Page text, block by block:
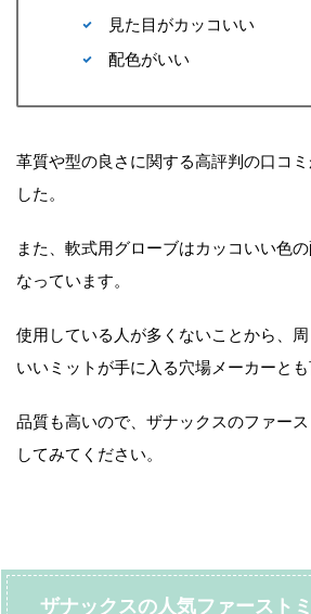
見た目がカッコいい
配色がいい
革質や型の良さに関する高評判の口コ
した。
また、軟式用グローブはカッコいい色
なっています。
使用している人が多くないことから、
いいミットが手に入る穴場メーカーとも
品質も高いので、ザナックスのファー
してみてください。
ザナックスの人気ファースト